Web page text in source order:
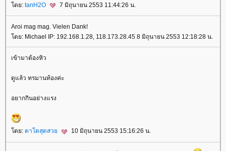
ดย: tanH2O 7 มิถุนายน 2553 11:44:26 น.
Aroi mag mag. Vielen Dank!
ดย: Michael IP: 192.168.1.28, 118.173.28.45 8 มิถุนายน 2553 12:18:28 น.
เข้ามาต้องหิว
ดูแล้ว ทรมานท้องค่ะ
อยากกินอย่างแรง
ดย: ตาโตสุดสว 10 มิถุนายน 2553 15:16:26 น.